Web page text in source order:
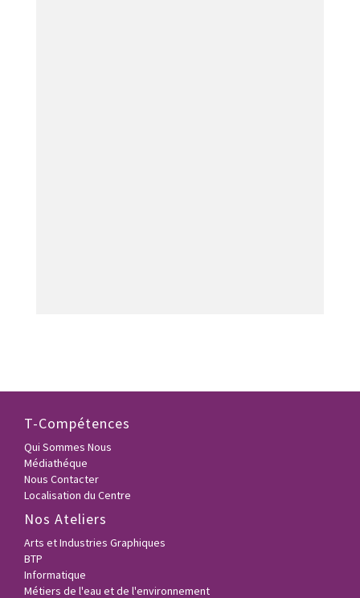
T-Compétences
Qui Sommes Nous
Médiathéque
Nous Contacter
Localisation du Centre
Nos Ateliers
Arts et Industries Graphiques
BTP
Informatique
Métiers de l'eau et de l'environnement